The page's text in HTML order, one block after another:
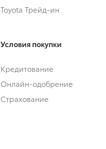
Toyota Трейд-ин
Условия покупки
Кредитование
Онлайн-одобрение
Страхование